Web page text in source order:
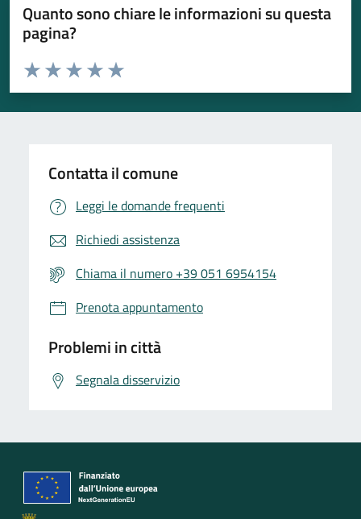
Quanto sono chiare le informazioni su questa
pagina?
Valuta da 1 a 5 stelle la pagina
Valuta 5 stelle su 5
Valuta 4 stelle su 5
Valuta 3 stelle su 5
Valuta 2 stelle su 5
Valuta 1 stelle su 5
Contatta il comune
Leggi le domande frequenti
Richiedi assistenza
Chiama il numero +39 051 6954154
Prenota appuntamento
Problemi in città
Segnala disservizio